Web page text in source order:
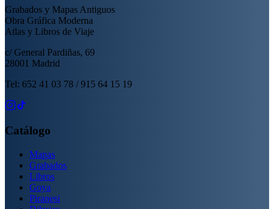
Grabados y Mapas Antiguos
Obra Gráfica Moderna
Atlas y Libros de Viaje
c/ General Pardiñas, 69
28001 Madrid
Tel: 652 41 03 78 / 915 64 15 19
Catálogo
Mapas
Grabados
Libros
Goya
Piranesi